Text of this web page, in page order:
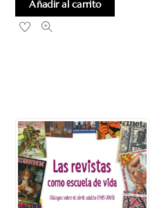
Añadir al carrito